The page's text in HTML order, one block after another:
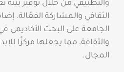
والتطبيقي من خلال توفير بيئة
الثقافي والمشاركة الفعّالة.
الجامعة على البحث الأكاديمي
والثقافة، مما يجعلها مركزًا
المجال.